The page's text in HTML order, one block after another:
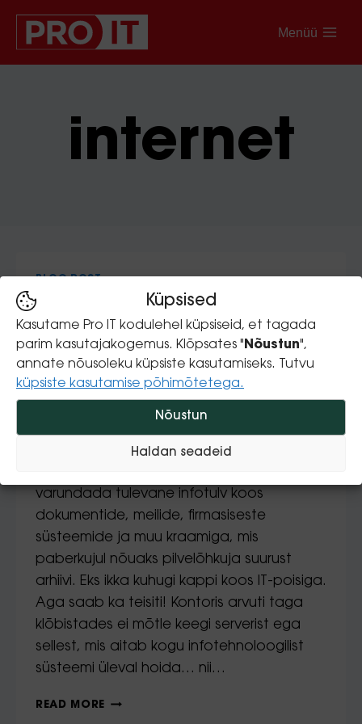
Küpsised
Kasutame Pro IT kodulehel küpsiseid, et tagada
parim kasutajakogemus. Klõpsates " Nõustun",
annate nõusoleku küpsiste kasutamiseks. Tutvu
küpsiste kasutamise põhimõtetega.
Nõustun
Haldan seadeid
Menüü
internet
BLOG-POST
Serverivalik – kapike
nurgas või pilveke
taevas?
Pea iga ettevõte on seisnud serveri
varundada tulevane infotulv koos
dokumentide, meilide, firmasiseste
süsteemide ja muu kraamiga, mis
paberkujul nõuaks pilvelõhkuja suurust
arhiivi. Eks ikka kuhugi kappi koos IT-poisiga.
Aga saab ka teisiti! Kontoris arvuti taga
klõbistades ei mõtle keegi serverist ega
sellest, mis aitab kogu infotehnoloogilist
süsteemi üleval hoida… nii…
READ MORE